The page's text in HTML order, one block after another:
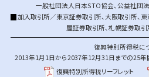
一般社団法人日本STO協会、公益社団
加入取引所／東京証券取引所、大阪取引所、
屋証券取引所、札幌証券取引
復興特別所得税に
2013年1月1日から2037年12月31日までの25年
復興特別所得税リーフレット